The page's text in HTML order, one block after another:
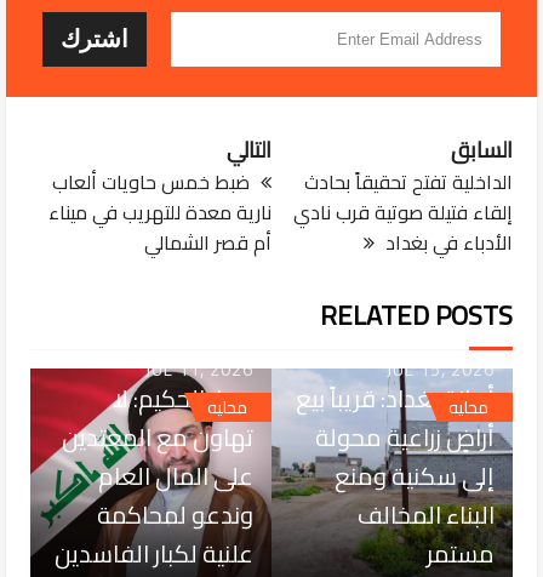
التالي
ضبط خمس حاويات ألعاب
نارية معدة للتهريب في ميناء
أم قصر الشمالي
السابق
الداخلية تفتح تحقيقاً بحادث
إلقاء فتيلة صوتية قرب نادي
الأدباء في بغداد
RELATED POSTS
محليه
JUL 15, 2026
أمانة بغداد: قريباً بيع
أراضٍ زراعية محولة
إلى سكنية ومنع
البناء المخالف
مستمر
محليه
JUL 11, 2026
عمار الحكيم: لا
تهاون مع المعتدين
على المال العام
وندعو لمحاكمة
علنية لكبار الفاسدين